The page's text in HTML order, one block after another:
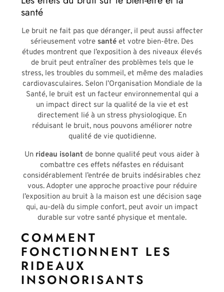
santé
Le bruit ne fait pas que déranger, il peut aussi affecter
sérieusement votre santé et votre bien-être. Des
études montrent que l’exposition à des niveaux élevés
de bruit peut entraîner des problèmes tels que le
stress, les troubles du sommeil, et même des maladies
cardiovasculaires. Selon l’Organisation Mondiale de la
Santé, le bruit est un facteur environnemental qui a
un impact direct sur la qualité de la vie et est
directement lié à un stress physiologique. En
réduisant le bruit, nous pouvons améliorer notre
qualité de vie quotidienne.
Un rideau isolant de bonne qualité peut vous aider à
combattre ces effets néfastes en réduisant
considérablement l’entrée de bruits indésirables chez
vous. Adopter une approche proactive pour réduire
l’exposition au bruit à la maison est une décision sage
qui, au-delà du simple confort, peut avoir un impact
durable sur votre santé physique et mentale.
COMMENT
FONCTIONNENT LES
RIDEAUX
INSONORISANTS